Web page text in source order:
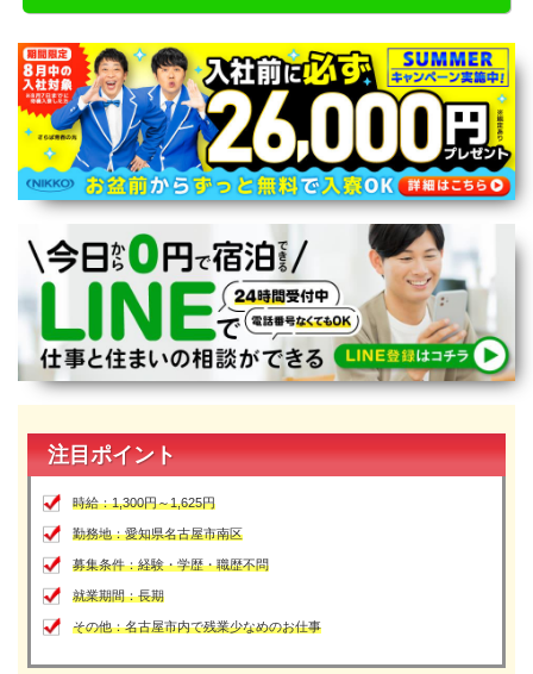
徳島県
香川県
愛媛県
高知県
九州エリア
福岡県
佐賀県
熊本県
大分県
宮崎県
沖縄エリア
沖縄県
社員口コミ
特集ページ
よくある質問
スタッフBLOG
メルマガ登録
お仕事相談予約
アクセス
ご相談・お問い合わせ
企業ご担当者様へ
個人情報保護方針
注目ポイント
時給：1,300円～1,625円
勤務地：愛知県名古屋市南区
募集条件：経験・学歴・職歴不問
就業期間：長期
その他：名古屋市内で残業少なめのお仕事